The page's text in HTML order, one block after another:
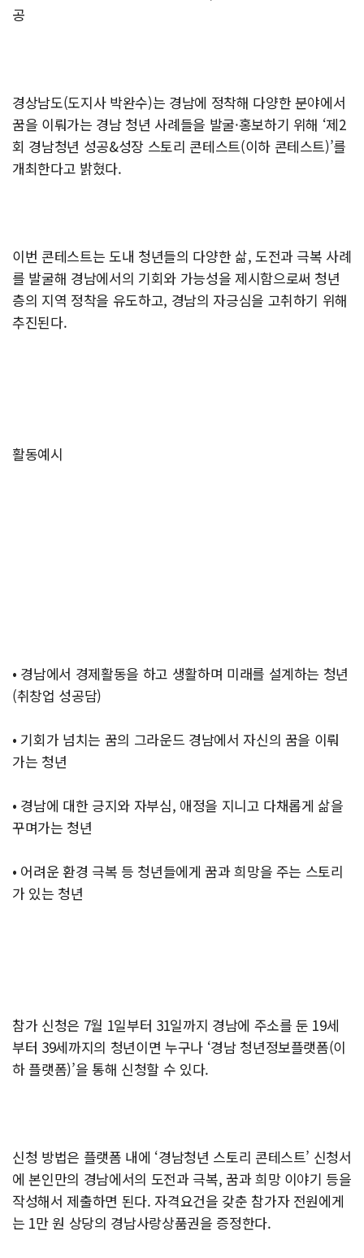
공
경상남도(도지사 박완수)는 경남에 정착해 다양한 분야에서
꿈을 이뤄가는 경남 청년 사례들을 발굴·홍보하기 위해 ‘제2
회 경남청년 성공&성장 스토리 콘테스트(이하 콘테스트)’를
개최한다고 밝혔다.
이번 콘테스트는 도내 청년들의 다양한 삶, 도전과 극복 사례
를 발굴해 경남에서의 기회와 가능성을 제시함으로써 청년
층의 지역 정착을 유도하고, 경남의 자긍심을 고취하기 위해
추진된다.
활동예시
• 경남에서 경제활동을 하고 생활하며 미래를 설계하는 청년
(취창업 성공담)
• 기회가 넘치는 꿈의 그라운드 경남에서 자신의 꿈을 이뤄
가는 청년
• 경남에 대한 긍지와 자부심, 애정을 지니고 다채롭게 삶을
꾸며가는 청년
• 어려운 환경 극복 등 청년들에게 꿈과 희망을 주는 스토리
가 있는 청년
참가 신청은 7월 1일부터 31일까지 경남에 주소를 둔 19세
부터 39세까지의 청년이면 누구나 ‘경남 청년정보플랫폼(이
하 플랫폼)’을 통해 신청할 수 있다.
신청 방법은 플랫폼 내에 ‘경남청년 스토리 콘테스트’ 신청서
에 본인만의 경남에서의 도전과 극복, 꿈과 희망 이야기 등을
작성해서 제출하면 된다. 자격요건을 갖춘 참가자 전원에게
는 1만 원 상당의 경남사랑상품권을 증정한다.